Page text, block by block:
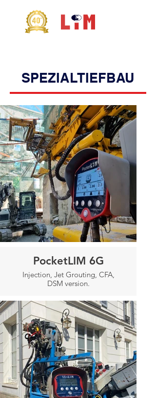
SPEZIALTIEFBAU
PocketLIM 6G
Injection, Jet Grouting, CFA,
DSM version.